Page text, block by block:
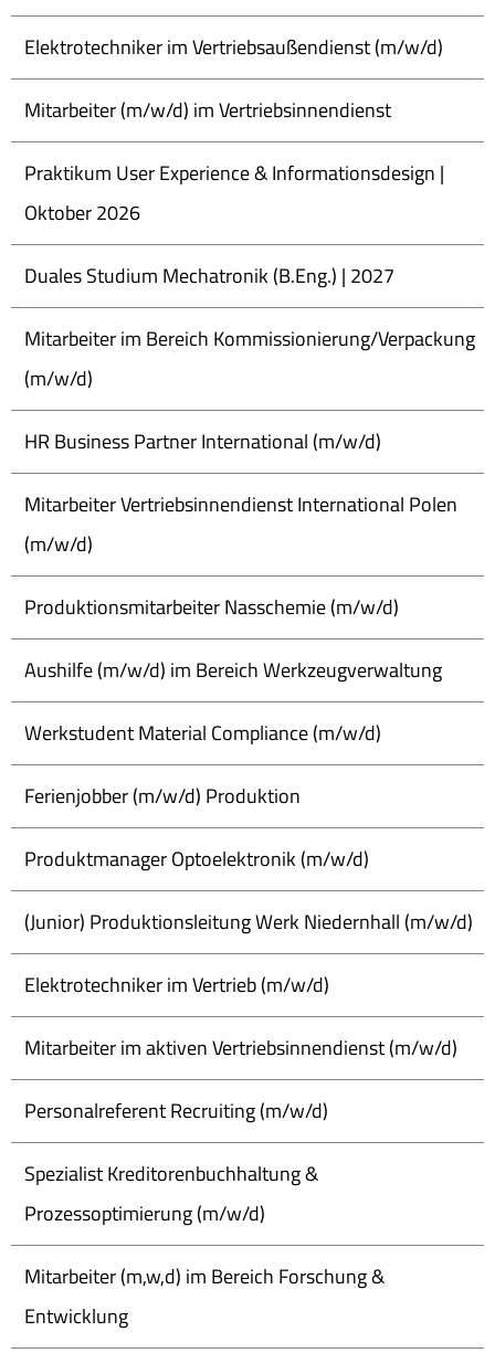
Elektrotechniker im Vertriebsaußendienst (m/w/d)
Mitarbeiter (m/w/d) im Vertriebsinnendienst
Praktikum User Experience & Informationsdesign |
Oktober 2026
Duales Studium Mechatronik (B.Eng.) | 2027
Mitarbeiter im Bereich Kommissionierung/Verpackung
(m/w/d)
HR Business Partner International (m/w/d)
Mitarbeiter Vertriebsinnendienst International Polen
(m/w/d)
Produktionsmitarbeiter Nasschemie (m/w/d)
Aushilfe (m/w/d) im Bereich Werkzeugverwaltung
Werkstudent Material Compliance (m/w/d)
Ferienjobber (m/w/d) Produktion
Produktmanager Optoelektronik (m/w/d)
(Junior) Produktionsleitung Werk Niedernhall (m/w/d)
Elektrotechniker im Vertrieb (m/w/d)
Mitarbeiter im aktiven Vertriebsinnendienst (m/w/d)
Personalreferent Recruiting (m/w/d)
Spezialist Kreditorenbuchhaltung &
Prozessoptimierung (m/w/d)
Mitarbeiter (m,w,d) im Bereich Forschung &
Entwicklung